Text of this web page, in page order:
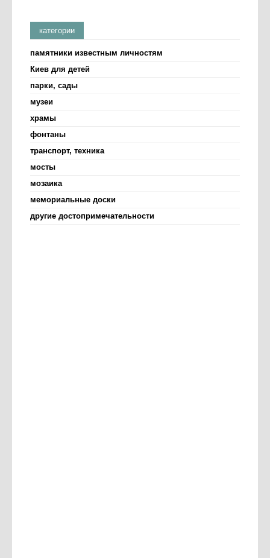
категории
памятники известным личностям
Киев для детей
парки, сады
музеи
храмы
фонтаны
транспорт, техника
мосты
мозаика
мемориальные доски
другие достопримечательности